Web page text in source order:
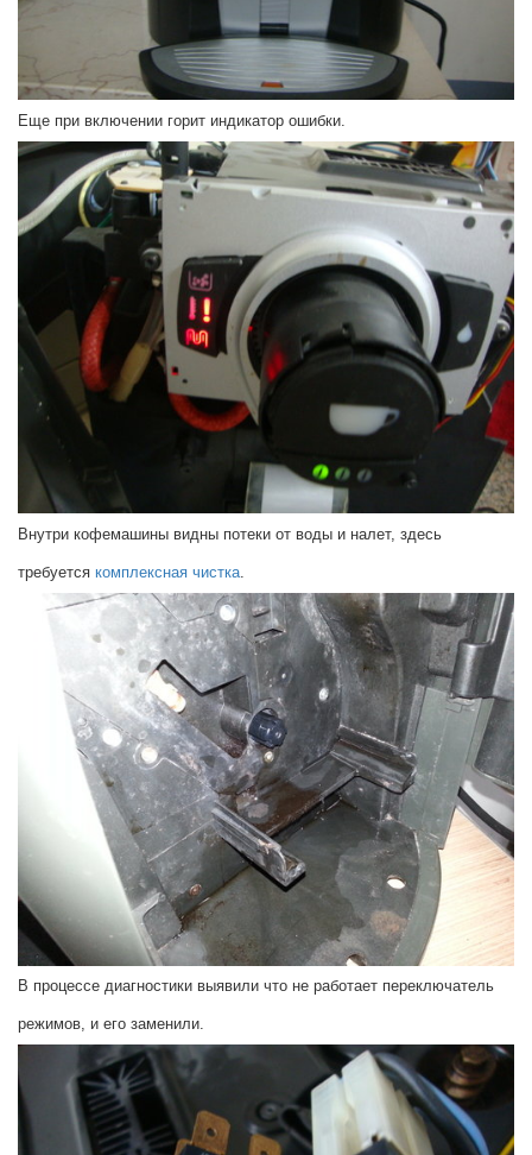
Еще при включении горит индикатор ошибки.
Внутри кофемашины видны потеки от воды и налет, здесь
требуется комплексная чистка
В процессе диагностики выявили что не работает переключатель
режимов, и его заменили.